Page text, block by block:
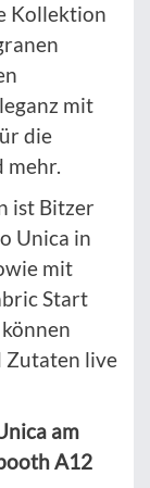
Kollektion
mit
die
mehr.
ist Bitzer
Unica in
mit
Start
Zutaten live
am
A12